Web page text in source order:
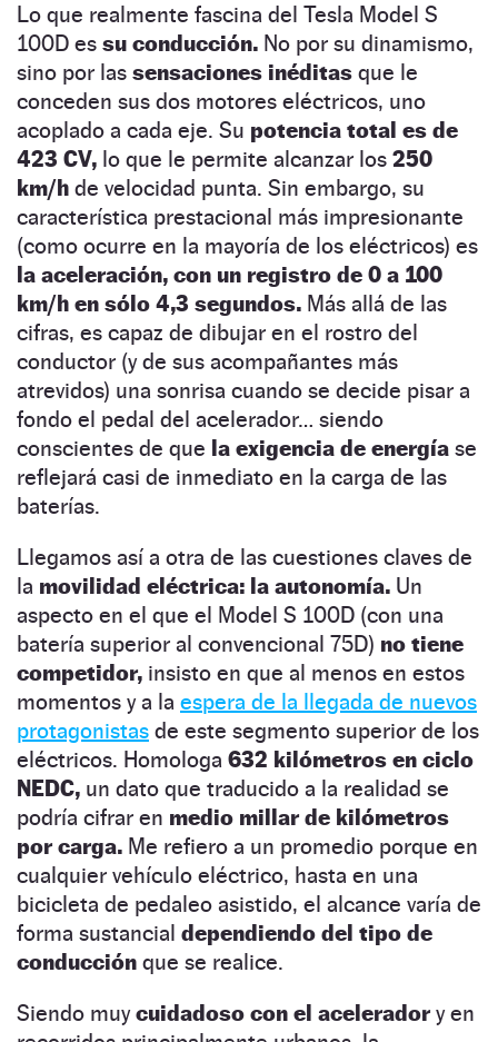
Lo que realmente fascina del Tesla Model S
100D es su conducción. No por su dinamismo,
sino por las sensaciones inéditas que le
conceden sus dos motores eléctricos, uno
acoplado a cada eje. Su potencia total es de
423 CV, lo que le permite alcanzar los 250
km/h de velocidad punta. Sin embargo, su
característica prestacional más impresionante
(como ocurre en la mayoría de los eléctricos) es
la aceleración, con un registro de 0 a 100
km/h en sólo 4,3 segundos. Más allá de las
cifras, es capaz de dibujar en el rostro del
conductor (y de sus acompañantes más
atrevidos) una sonrisa cuando se decide pisar a
fondo el pedal del acelerador… siendo
conscientes de que la exigencia de energía se
reflejará casi de inmediato en la carga de las
baterías.
Llegamos así a otra de las cuestiones claves de
la movilidad eléctrica: la autonomía. Un
aspecto en el que el Model S 100D (con una
batería superior al convencional 75D) no tiene
competidor, insisto en que al menos en estos
momentos y a la espera de la llegada de nuevos
protagonistas de este segmento superior de los
eléctricos. Homologa 632 kilómetros en ciclo
NEDC, un dato que traducido a la realidad se
podría cifrar en medio millar de kilómetros
por carga. Me refiero a un promedio porque en
cualquier vehículo eléctrico, hasta en una
bicicleta de pedaleo asistido, el alcance varía de
forma sustancial dependiendo del tipo de
conducción que se realice.
Siendo muycuidadoso con el aceleradory en